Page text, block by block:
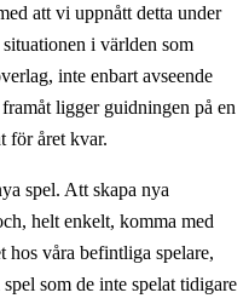
att vi uppnått detta under
i världen som
inte enbart avseende
ligger guidningen på en
för året kvar.
spel. Att skapa nya
helt enkelt, komma med
våra befintliga spelare,
som de inte spelat tidigare